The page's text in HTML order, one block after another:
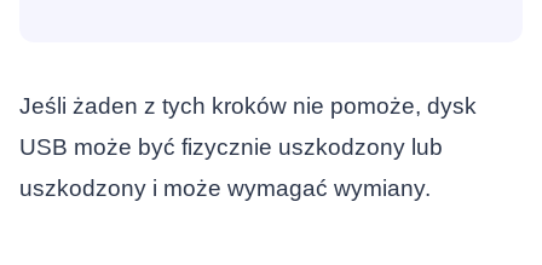
Jeśli żaden z tych kroków nie pomoże, dysk
USB może być fizycznie uszkodzony lub
uszkodzony i może wymagać wymiany.